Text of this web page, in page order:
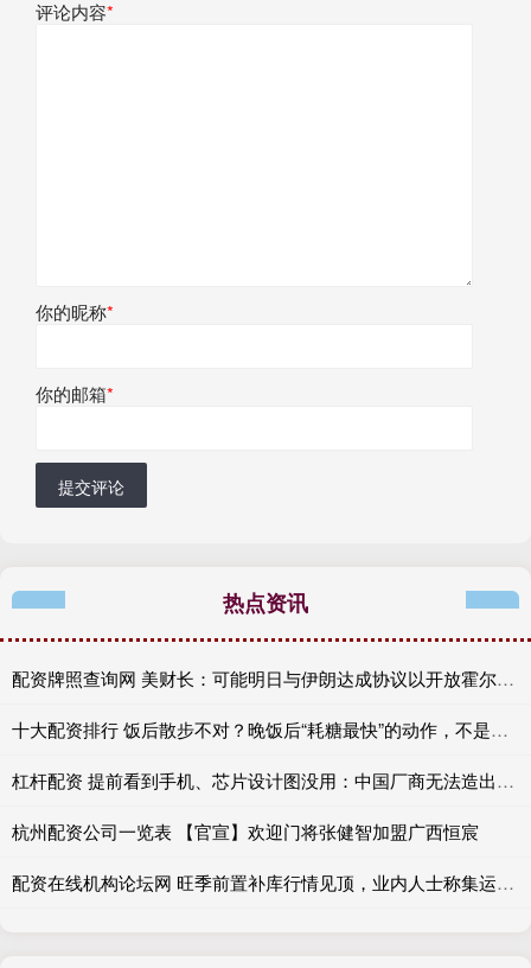
评论内容*
你的昵称*
你的邮箱*
提交评论
热点资讯
配资牌照查询网 美财长：可能明日与伊朗达成协议以开放霍尔木兹海峡
十大配资排行 饭后散步不对？晚饭后“耗糖最快”的动作，不是跑步，而是它
杠杆配资 提前看到手机、芯片设计图没用：中国厂商无法造出真苹果iPhone 18
杭州配资公司一览表 【官宣】欢迎门将张健智加盟广西恒宸
配资在线机构论坛网 旺季前置补库行情见顶，业内人士称集运期货仍存回调空间